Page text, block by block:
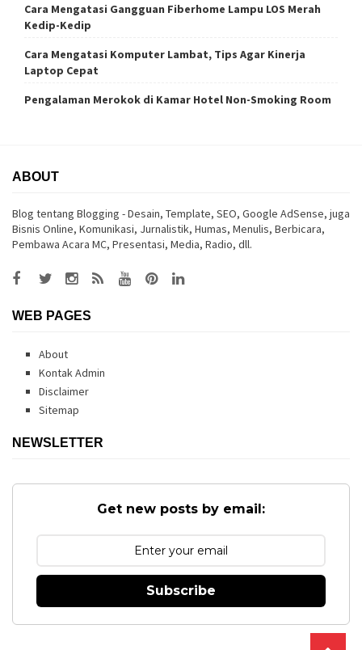
Cara Mengatasi Gangguan Fiberhome Lampu LOS Merah
Kedip-Kedip
Cara Mengatasi Komputer Lambat, Tips Agar Kinerja
Laptop Cepat
Pengalaman Merokok di Kamar Hotel Non-Smoking Room
ABOUT
Blog tentang Blogging - Desain, Template, SEO, Google AdSense, juga
Bisnis Online, Komunikasi, Jurnalistik, Humas, Menulis, Berbicara,
Pembawa Acara MC, Presentasi, Media, Radio, dll.
WEB PAGES
About
Kontak Admin
Disclaimer
Sitemap
NEWSLETTER
Get new posts by email:
Subscribe